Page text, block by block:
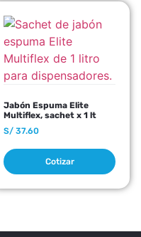
Jabón Espuma Elite
Multiflex, sachet x 1 lt
S/ 37.60
Cotizar